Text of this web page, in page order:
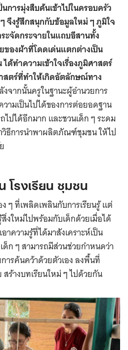
นการมุ่งสืบค้นเข้าไปในครอบครัว
จึงรู้สึกสนุกกับข้อมูลใหม่ ๆ ภูมิใจ
จัดกระจายในแถบอีสานทั้ง
องผ้าที่โดดเด่นแตกต่างเป็น
ด้ทำความเข้าใจเรื่องภูมิศาสตร์
ตร์ที่ทำให้เกิดอัตลักษณ์ทาง
จากนั้นครูในฐานะผู้อำนวยการ
วามเป็นไปได้ของการต่อยอดฐาน
ปได้อีกมาก และชวนเด็ก ๆ ระดม
ธีการนำพาผลิตภัณฑ์ชุมชน ให้ไป
โรงเรียน ชุมชน
ๆ ที่เพลิดเพลินกับการเรียนรู้ แต่
งใหม่ไปพร้อมกับเด็กด้วยเมื่อได้
ความรู้ที่ได้มาสังเคราะห์เป็น
ก ๆ สามารถมีส่วนช่วยกำหนดว่า
การค้นคว้าด้วยตัวเอง ลงพื้นที่
ร้างบทเรียนใหม่ ๆ ไปด้วยกัน